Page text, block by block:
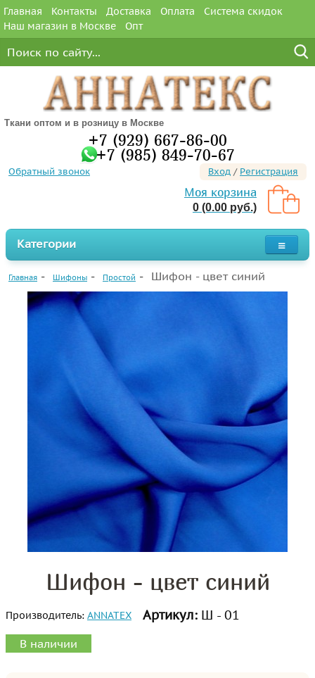
Главная Контакты Доставка Оплата
Система скидок
Наш магазин в Москве
Опт
Ткани оптом и в розницу в Москве
+7 (929) 667-86-00
+7 (985) 849-70-67
Обратный звонок Вход / Регистрация
Моя корзина
0 (0.00 руб.)
Категории
Главная Шифоны Простой Шифон - цвет синий
Шифон - цвет синий
Производитель: ANNATEX Артикул: Ш - 01
В наличии